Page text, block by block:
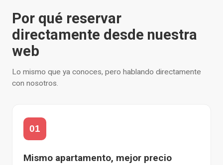
Por qué reservar
directamente desde nuestra
web
Lo mismo que ya conoces, pero hablando directamente
con nosotros.
01
Mismo apartamento, mejor precio